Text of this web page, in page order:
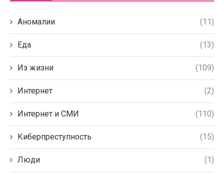
Аномалии (11)
Еда (13)
Из жизни (109)
Интернет (2)
Интернет и СМИ (110)
Киберпреступность (15)
Люди (1)